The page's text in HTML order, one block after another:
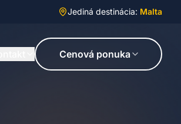
Jediná destinácia: Malta
Cenová ponuka